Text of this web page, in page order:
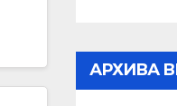
АРХИВА